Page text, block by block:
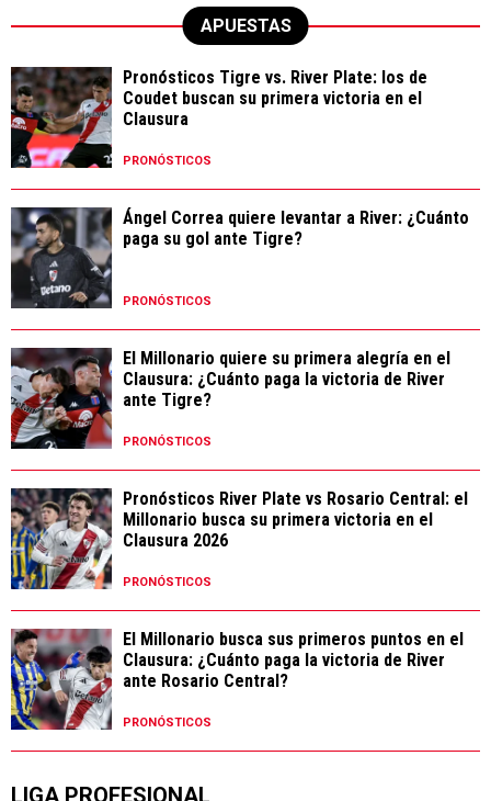
APUESTAS
Pronósticos Tigre vs. River Plate: los de
Coudet buscan su primera victoria en el
Clausura
PRONÓSTICOS
Ángel Correa quiere levantar a River: ¿Cuánto
paga su gol ante Tigre?
PRONÓSTICOS
El Millonario quiere su primera alegría en el
Clausura: ¿Cuánto paga la victoria de River
ante Tigre?
PRONÓSTICOS
Pronósticos River Plate vs Rosario Central: el
Millonario busca su primera victoria en el
Clausura 2026
PRONÓSTICOS
El Millonario busca sus primeros puntos en el
Clausura: ¿Cuánto paga la victoria de River
ante Rosario Central?
PRONÓSTICOS
LIGA PROFESIONAL